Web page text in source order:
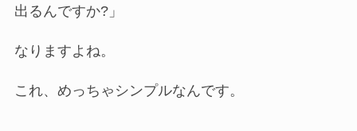
出るんですか?」
なりますよね。
これ、めっちゃシンプルなんです。